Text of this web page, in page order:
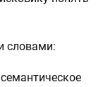
словами: